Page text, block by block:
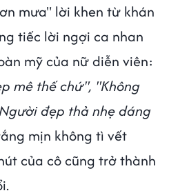
mưa" lời khen từ khán
tiếc lời ngợi ca nhan
mỹ của nữ diễn viên:
mê thế chứ", "Không
đẹp thả nhẹ dáng
mịn không tì vết
của cô cũng trở thành